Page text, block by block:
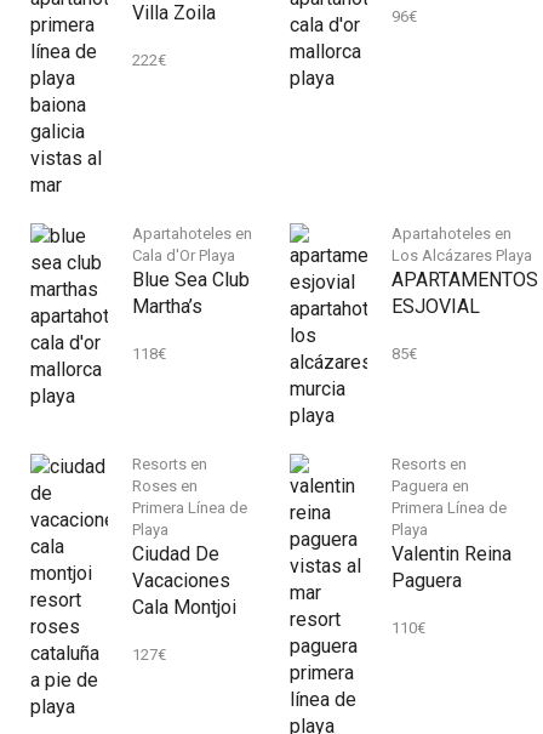
Villa Zoila
222€
96€
Apartahoteles en
Cala d'Or Playa
Blue Sea Club
Martha’s
118€
Apartahoteles en
Los Alcázares Playa
APARTAMENTOS
ESJOVIAL
85€
Resorts en
Roses en
Primera Línea de
Playa
Ciudad De
Vacaciones
Cala Montjoi
127€
Resorts en
Paguera en
Primera Línea de
Playa
Valentin Reina
Paguera
110€